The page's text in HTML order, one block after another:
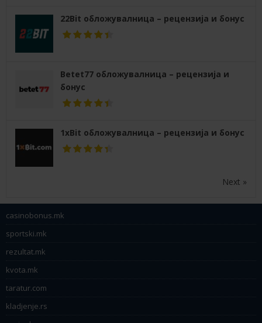
22Bit обложувалница – рецензија и бонус
Betet77 обложувалница – рецензија и
бонус
1xBit обложувалница – рецензија и бонус
Next »
casinobonus.mk
sportski.mk
rezultat.mk
kvota.mk
taratur.com
kladjenje.rs